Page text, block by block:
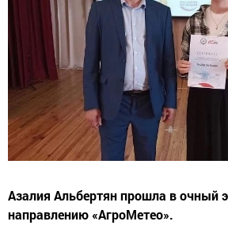
Азалия Альбертян прошла в очный
направлению «АгроМетео».